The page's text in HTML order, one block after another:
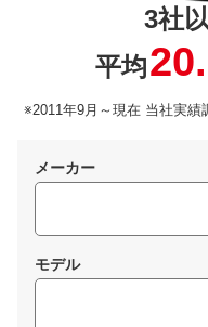
3社
平均
※2011年9月～現在 当社実績
メーカー
モデル